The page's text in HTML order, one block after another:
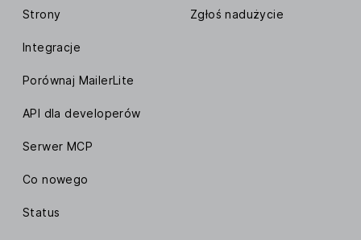
Strony
Integracje
Porównaj MailerLite
API dla developerów
Serwer MCP
Co nowego
Status
Zgłoś nadużycie